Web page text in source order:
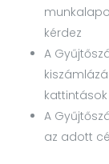
kérdez
A
A
az adott